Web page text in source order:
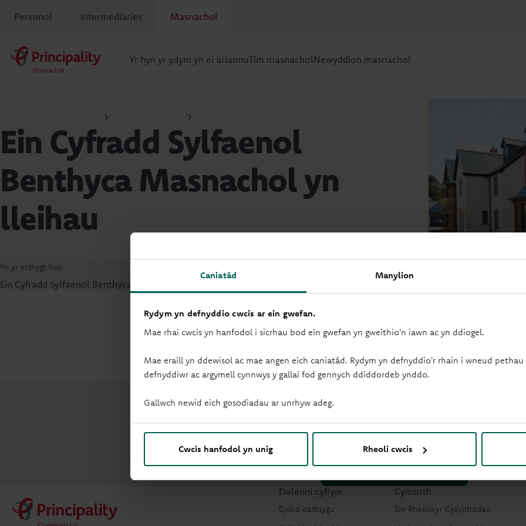
Caniatâd Manylion
Rydym yn defnyddio cwcis ar ein gwefan.
Mae rhai cwcis yn hanfodol i sicrhau bod ein gwefan yn gweithio'n iawn ac yn ddiogel.
Mae eraill yn ddewisol ac mae angen eich caniatâd. Rydym yn defnyddio'r rhain i wneud pethau
defnyddiwr ac argymell cynnwys y gallai fod gennych ddiddordeb ynddo.
Gallwch newid eich gosodiadau ar unrhyw adeg.
Cwcis hanfodol yn unig Rheoli cwcis
Personol Intermediaries Masnachol
Yr hyn yr ydym yn ei ariannuTîm masnacholNewyddion masnachol
Ein Cyfradd Sylfaenol
Benthyca Masnachol yn
lleihau
Yn yr erthygl hon
Ein Cyfradd Sylfaenol Benthyca Masnachol Ein Cyfradd Sylfaenol
Yn dilyn y gostyngiad yng nghyfradd sylfaenol Banc Lloegr ar
Masnachol (CLBR) Cymdeithas Adeiladu Principality, sy’n
5.75% ar 1 Ionawr 2026.
Principality Masnachol
Diweddarwyd
22.12.25
Eisiau gwybod mwy?
Mae ein rheolwyr perthynas yma i'ch helpu.
Dolenni cyflym
Cyllid datblygu
Cymorth
Ein Rheolwyr Cysylltiadau